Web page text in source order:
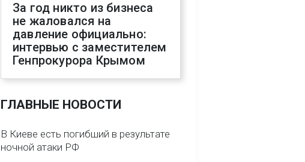
За год никто из бизнеса
не жаловался на
давление официально:
интервью с заместителем
Генпрокурора Крымом
ГЛАВНЫЕ НОВОСТИ
В Киеве есть погибший в результате
ночной атаки РФ